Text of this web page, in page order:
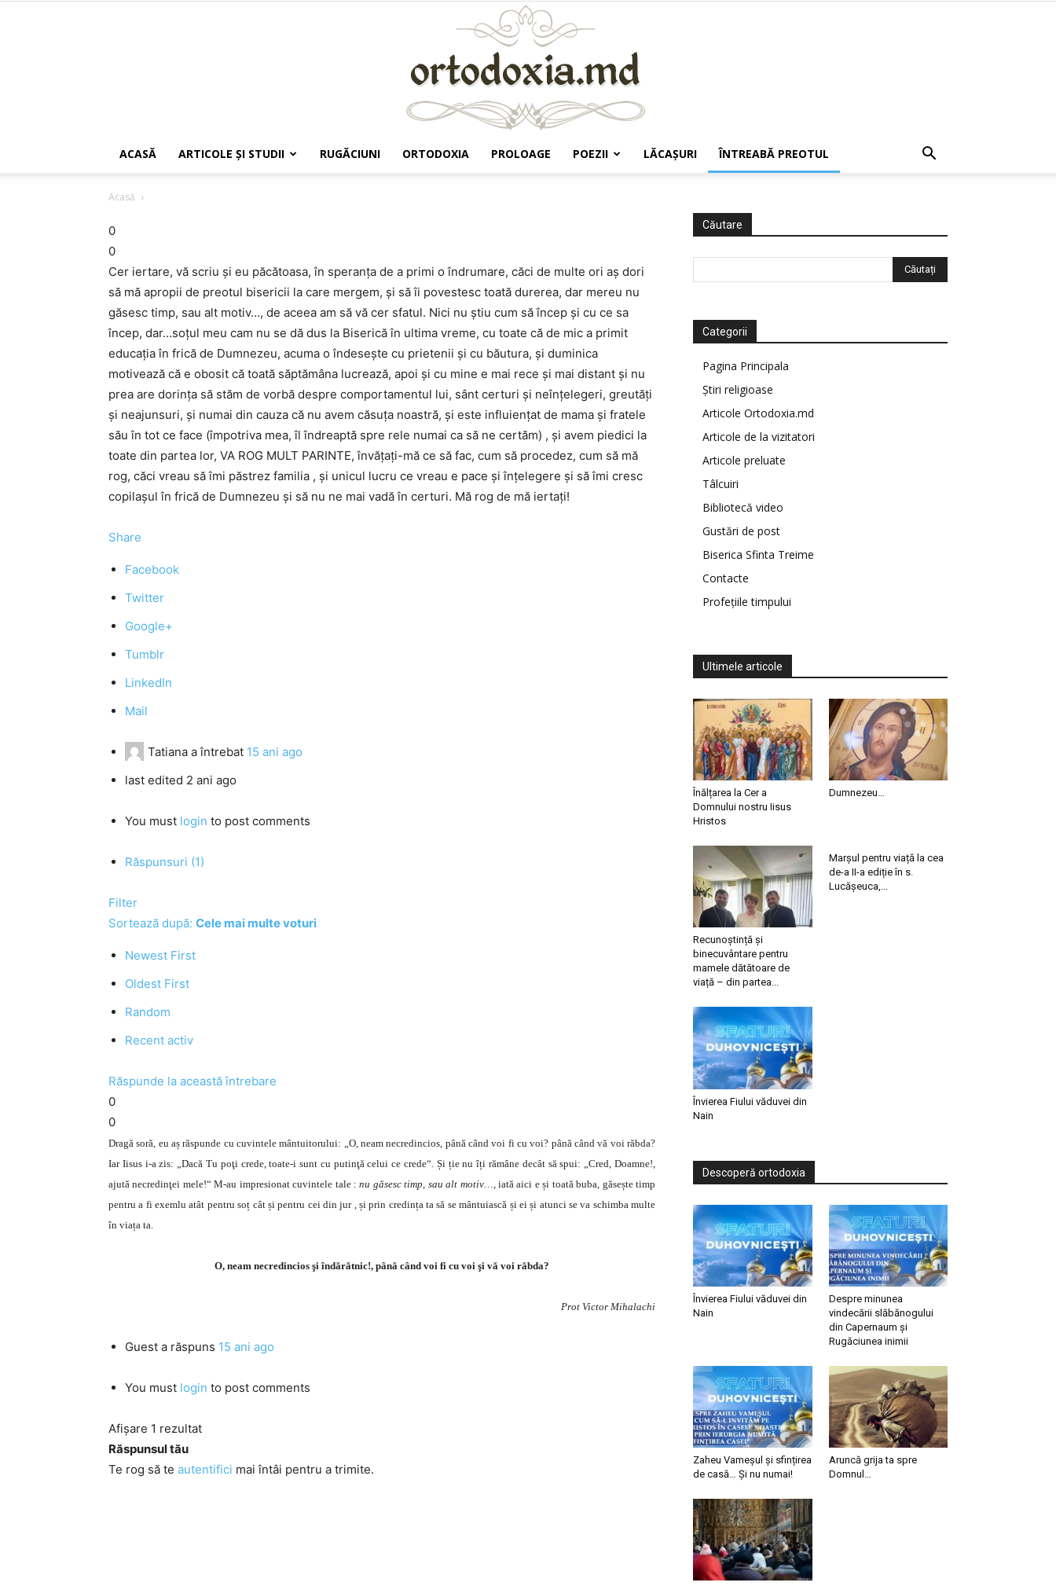
ACASĂ ARTICOLE ŞI STUDII RUGĂCIUNI ORTODOXIA PROLOAGE POEZII LĂCAŞURI ÎNTREABĂ PREOTUL
Acasă
0
0
Cer iertare, vă scriu și eu păcătoasa, în speranța de a primi o îndrumare, căci de multe ori aș dori
să mă apropii de preotul bisericii la care mergem, și să îi povestesc toată durerea, dar mereu nu
găsesc timp, sau alt motiv…, de aceea am să vă cer sfatul. Nici nu știu cum să încep și cu ce sa
încep, dar…soțul meu cam nu se dă dus la Biserică în ultima vreme, cu toate că de mic a primit
educația în frică de Dumnezeu, acuma o îndesește cu prietenii și cu băutura, și duminica
motivează că e obosit că toată săptămâna lucrează, apoi și cu mine e mai rece și mai distant și nu
prea are dorința să stăm de vorbă despre comportamentul lui, sânt certuri și neînțelegeri, greutăți
și neajunsuri, și numai din cauza că nu avem căsuța noastră, și este influiențat de mama și fratele
său în tot ce face (împotriva mea, îl îndreaptă spre rele numai ca să ne certăm) , și avem piedici la
toate din partea lor, VA ROG MULT PARINTE, învățați-mă ce să fac, cum să procedez, cum să mă
rog, căci vreau să îmi păstrez familia , și unicul lucru ce vreau e pace și înțelegere și să îmi cresc
copilașul în frică de Dumnezeu și să nu ne mai vadă în certuri. Mă rog de mă iertați!
Share
Facebook
Twitter
Google+
Tumblr
LinkedIn
Mail
Tatiana a întrebat 15 ani ago
last edited 2 ani ago
You must login to post comments
Răspunsuri (1)
Filter
Sortează după: Cele mai multe voturi
Newest First
Oldest First
Random
Recent activ
Răspunde la această întrebare
0
0
Dragă soră, eu aș răspunde cu cuvintele mântuitorului: „O, neam necredincios, până când voi fi cu voi? până când vă voi răbda?
Iar Iisus i-a zis: „Dacă Tu poţi crede, toate-i sunt cu putinţă celui ce crede“. Și ție nu îți rămâne decât să spui: „Cred, Doamne!,
ajută necredinţei mele!“ M-au impresionat cuvintele tale :nu găsesc timp, sau alt motiv…,iată aici e și toată buba, găsește timp
pentru a fi exemlu atât pentru soț cât și pentru cei din jur , și prin credința ta să se mântuiască și ei și atunci se va schimba multe
în viața ta.
O, neam necredincios şi îndărătnic!, până când voi fi cu voi şi vă voi răbda?
Prot Victor Mihalachi
Guest a răspuns 15 ani ago
You must login to post comments
Afișare 1 rezultat
Răspunsul tău
Te rog să te autentifici mai întâi pentru a trimite.
Căutare
Categorii
Pagina Principala
Știri religioase
Articole Ortodoxia.md
Articole de la vizitatori
Articole preluate
Tâlcuiri
Bibliotecă video
Gustări de post
Biserica Sfinta Treime
Contacte
Profețiile timpului
Ultimele articole
Înălțarea la Cer a
Domnului nostru Iisus
Hristos
Dumnezeu…
Recunoștință și
binecuvântare pentru
mamele dătătoare de
viață – din partea...
Marșul pentru viață la cea
de-a II-a ediție în s.
Lucășeuca,...
Învierea Fiului văduvei din
Nain
Descoperă ortodoxia
Învierea Fiului văduvei din
Nain
Despre minunea
vindecării slăbănogului
din Capernaum și
Rugăciunea inimii
Zaheu Vameșul și sfințirea
de casă… Și nu numai!
Aruncă grija ta spre
Domnul…